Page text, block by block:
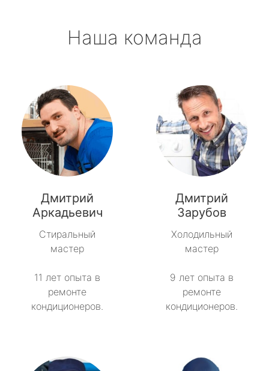
Наша команда
Дмитрий
Аркадьевич
Стиральный
мастер
11 лет опыта в
ремонте
кондиционеров.
Дмитрий
Зарубов
Холодильный
мастер
9 лет опыта в
ремонте
кондиционеров.